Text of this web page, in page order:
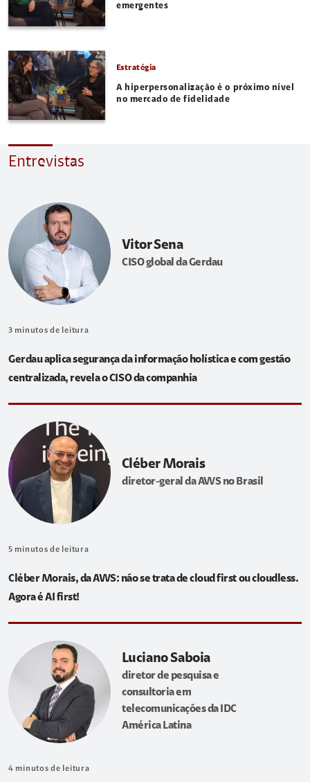
emergentes
Estratégia
A hiperpersonalização é o próximo nível
no mercado de fidelidade
Entrevistas
Vitor Sena
CISO global da Gerdau
3 minutos de leitura
Gerdau aplica segurança da informação holística e com gestão
centralizada, revela o CISO da companhia
Cléber Morais
diretor-geral da AWS no Brasil
5 minutos de leitura
Cléber Morais, da AWS: não se trata de cloud first ou cloudless.
Agora é AI first!
Luciano Saboia
diretor de pesquisa e
consultoria em
telecomunicações da IDC
América Latina
4 minutos de leitura